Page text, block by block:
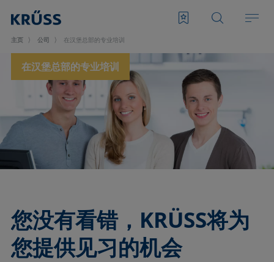
主页 公司 在汉堡总部的专业培训
在汉堡总部的专业培训
您没有看错，KRÜSS将为
您提供见习的机会